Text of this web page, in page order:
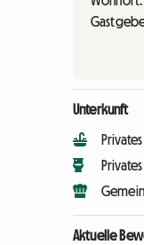
Unterkunft
Aktuelle